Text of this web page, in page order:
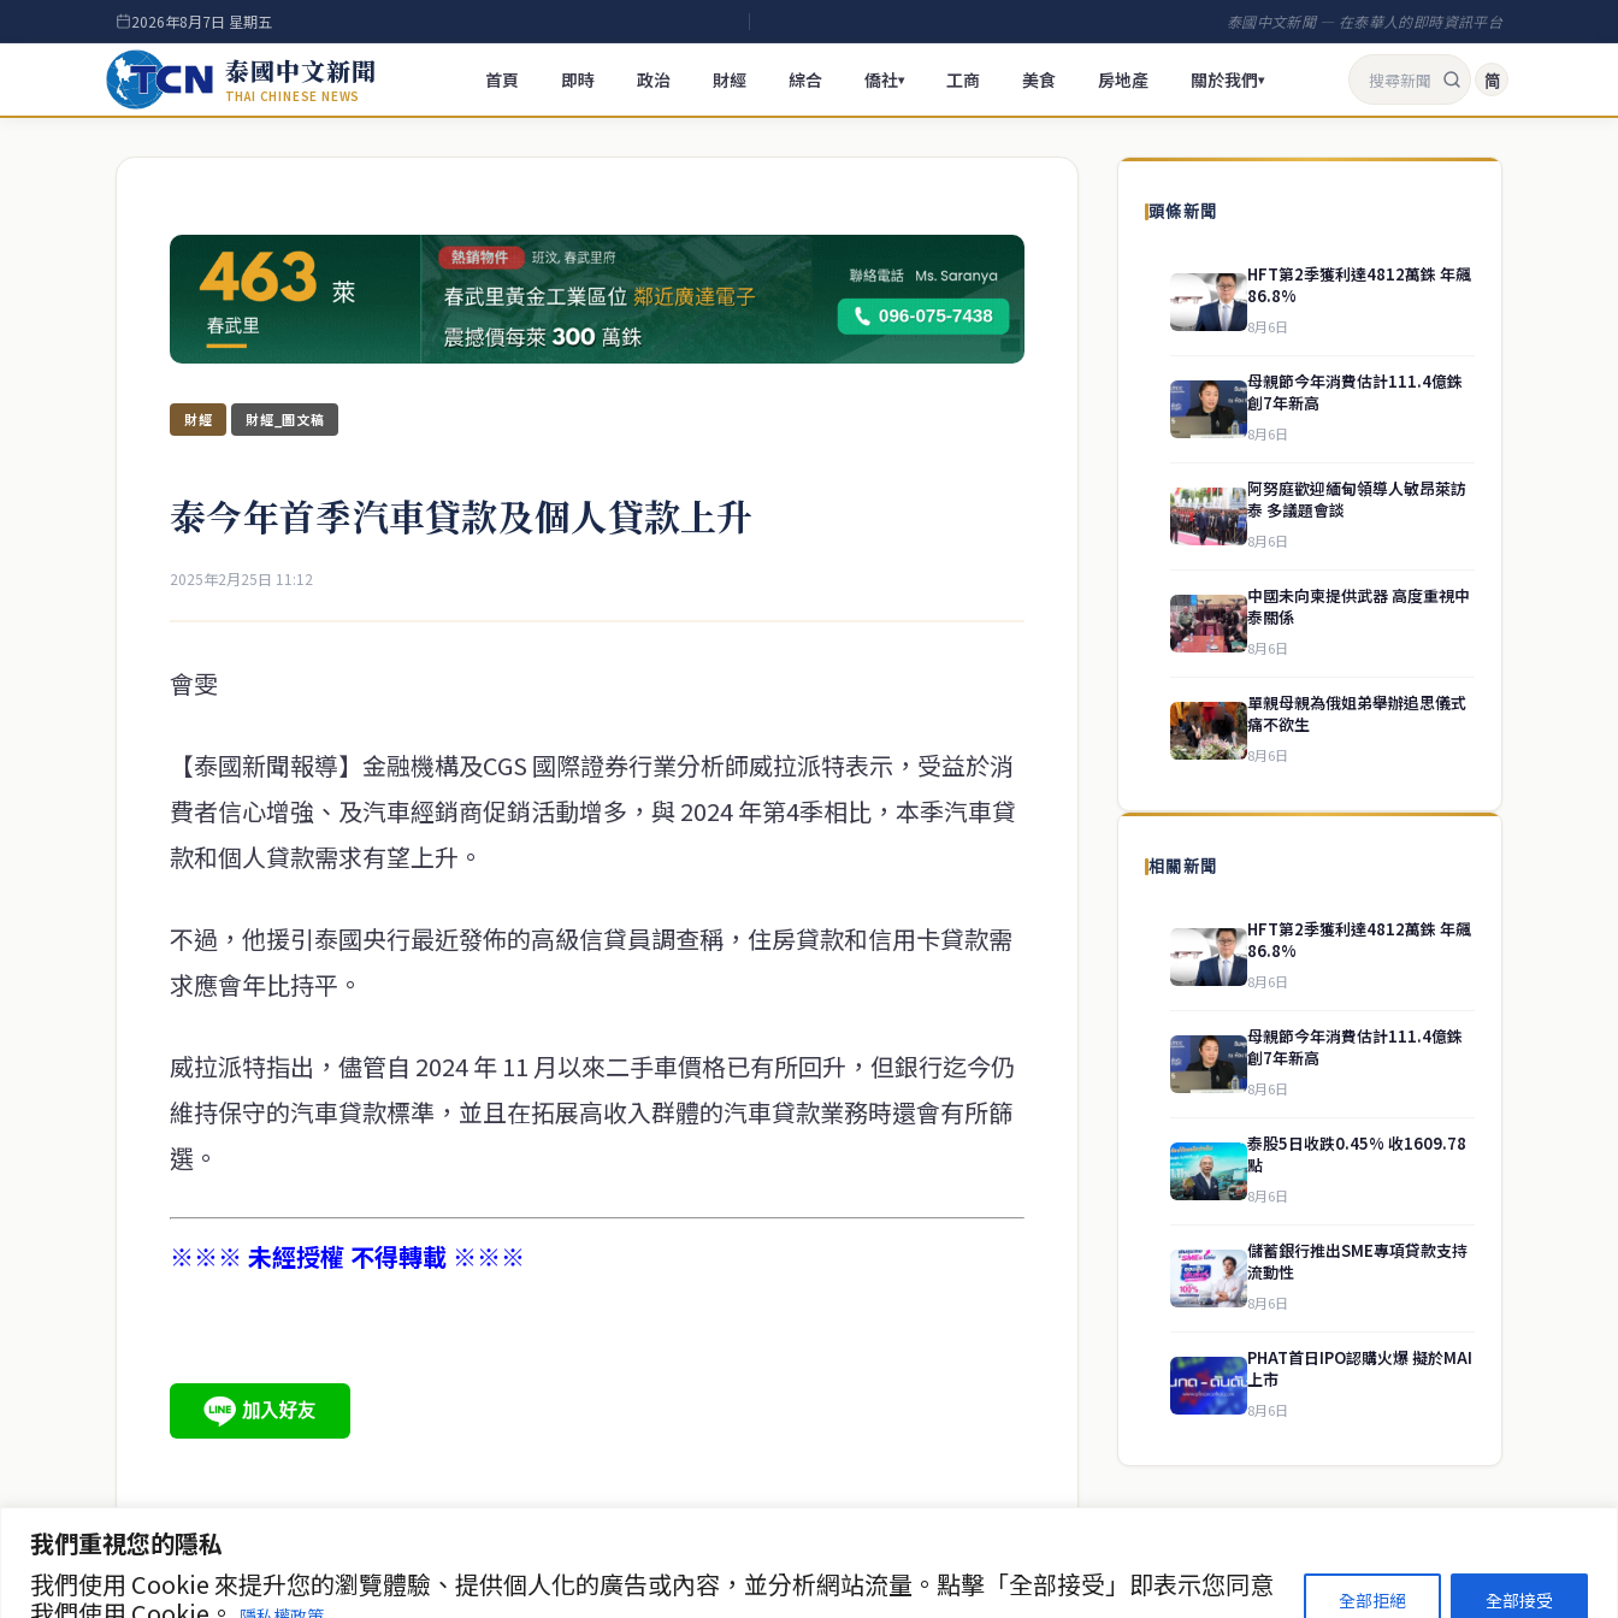
我們重視您的隱私
我們使用 Cookie 來提升您的瀏覽體驗、提供個人化的廣告或內容，並分析網站流量。點擊「全部接受」即表示您同意
全部拒絕 全部接受
2026年8月7日 星期五 泰國中文新聞 — 在泰華人的即時資訊平台
泰國中文新聞
THAI CHINESE NEWS
首頁 即時 政治 財經 綜合 僑社▾ 工商 美食 房地產 關於我們▾ 简
財經 財經_圖文稿
泰今年首季汽車貸款及個人貸款上升
2025年2月25日 11:12
會雯
【泰國新聞報導】金融機構及CGS 國際證券行業分析師威拉派特表示，受益於消
費者信心增強、及汽車經銷商促銷活動增多，與 2024 年第4季相比，本季汽車貸
款和個人貸款需求有望上升。
不過，他援引泰國央行最近發佈的高級信貸員調查稱，住房貸款和信用卡貸款需
求應會年比持平。
威拉派特指出，儘管自 2024 年 11 月以來二手車價格已有所回升，但銀行迄今仍
維持保守的汽車貸款標準，並且在拓展高收入群體的汽車貸款業務時還會有所篩
選。
※※※ 未經授權 不得轉載 ※※※
頭條新聞
HFT第2季獲利達4812萬銖 年飆
86.8%
8月6日
母親節今年消費估計111.4億銖
創7年新高
8月6日
阿努庭歡迎緬甸領導人敏昂萊訪
泰 多議題會談
8月6日
中國未向柬提供武器 高度重視中
泰關係
8月6日
單親母親為俄姐弟舉辦追思儀式
痛不欲生
8月6日
相關新聞
HFT第2季獲利達4812萬銖 年飆
86.8%
8月6日
母親節今年消費估計111.4億銖
創7年新高
8月6日
泰股5日收跌0.45% 收1609.78
點
8月6日
儲蓄銀行推出SME專項貸款支持
流動性
8月6日
PHAT首日IPO認購火爆 擬於MAI
上市
8月6日
泰國當地政治、經濟、華人社群與社會時事，為在泰華人讀者提供即
時、客觀、多元的中文新聞內容。